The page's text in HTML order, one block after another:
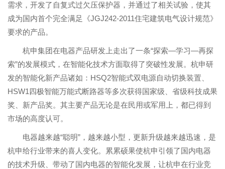
需求，开发了自复式过欠压保护器，并通过了相关试验，使其
成为国内首个完全满足《JGJ242-2011住宅建筑电气设计规范》
要求的产品。
杭申集团在电器产品研发上走出了一条“探索—学习—再探
索”的发展模式，在智能化技术方面取得了突破性发展。杭申研
发的智能化新产品诸如：HSQ2智能式双电源自动切换装置、
HSW1四极智能万能式断路器等多次获得国家级、省级科技成果
奖、新产品奖。其主要产品无论是在民用或军用上，都已得到
市场的高度认可。
电器越来越“聪明”，越来越小型，更新升级越来越迅速，是
杭申给行业带来的喜人变化。累累硕果使杭申引领了国内电器
的技术升级、带动了国内电器的智能化发展，让杭申在行业竞